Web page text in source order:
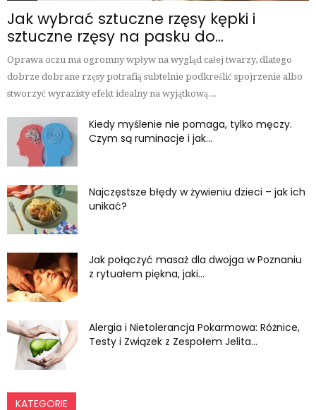
Jak wybrać sztuczne rzęsy kępki i
sztuczne rzęsy na pasku do...
Oprawa oczu ma ogromny wpływ na wygląd całej twarzy, dlatego
dobrze dobrane rzęsy potrafią subtelnie podkreślić spojrzenie albo
stworzyć wyrazisty efekt idealny na wyjątkową...
Kiedy myślenie nie pomaga, tylko męczy.
Czym są ruminacje i jak...
Najczęstsze błędy w żywieniu dzieci – jak ich
unikać?
Jak połączyć masaż dla dwojga w Poznaniu
z rytuałem piękna, jaki...
Alergia i Nietolerancja Pokarmowa: Różnice,
Testy i Związek z Zespołem Jelita...
KATEGORIE